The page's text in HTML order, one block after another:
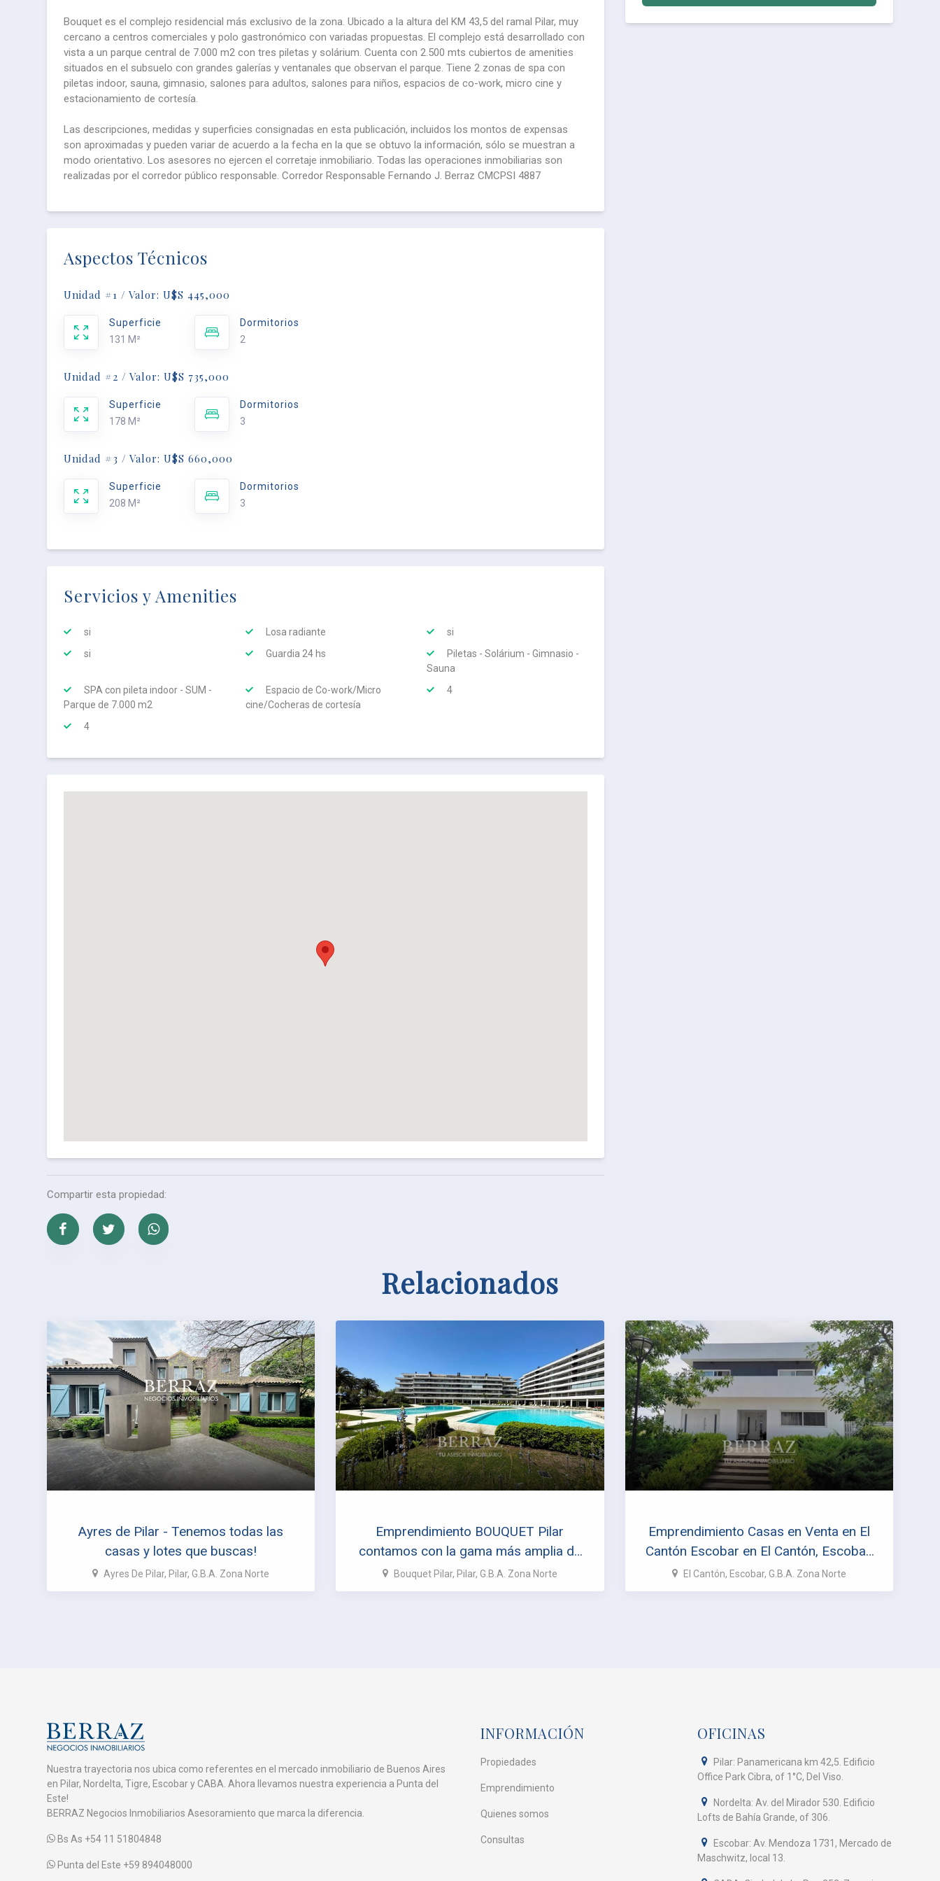
Bouquet es el complejo residencial más exclusivo de la zona. Ubicado a la altura del KM 43,5 del ramal Pilar, muy
cercano a centros comerciales y polo gastronómico con variadas propuestas. El complejo está desarrollado con
vista a un parque central de 7.000 m2 con tres piletas y solárium. Cuenta con 2.500 mts cubiertos de amenities
situados en el subsuelo con grandes galerías y ventanales que observan el parque. Tiene 2 zonas de spa con
piletas indoor, sauna, gimnasio, salones para adultos, salones para niños, espacios de co-work, micro cine y
estacionamiento de cortesía.
Las descripciones, medidas y superficies consignadas en esta publicación, incluidos los montos de expensas
son aproximadas y pueden variar de acuerdo a la fecha en la que se obtuvo la información, sólo se muestran a
modo orientativo. Los asesores no ejercen el corretaje inmobiliario. Todas las operaciones inmobiliarias son
realizadas por el corredor público responsable. Corredor Responsable Fernando J. Berraz CMCPSI 4887
Aspectos Técnicos
Unidad #1 / Valor: U$S 445,000
Superficie
131 M²
Dormitorios
2
Unidad #2 / Valor: U$S 735,000
Superficie
178 M²
Dormitorios
3
Unidad #3 / Valor: U$S 660,000
Superficie
208 M²
Dormitorios
3
Servicios y Amenities
si Losa radiante
si
si
Guardia 24 hs
Piletas - Solárium - Gimnasio -
Sauna
SPA con pileta indoor - SUM -
Parque de 7.000 m2
Espacio de Co-work/Micro
cine/Cocheras de cortesía
4
4
Compartir esta propiedad:
Relacionados
Ayres de Pilar - Tenemos todas las
casas y lotes que buscas!
Ayres De Pilar, Pilar, G.B.A. Zona Norte
Emprendimiento BOUQUET Pilar
contamos con la gama más amplia de
departamentos en venta y alquiler!
Bouquet Pilar, Pilar, G.B.A. Zona Norte
Emprendimiento Casas en Venta en El
Cantón Escobar en El Cantón, Escobar,
G.B.A. Zona Norte
El Cantón, Escobar, G.B.A. Zona Norte
Nuestra trayectoria nos ubica como referentes en el mercado inmobiliario de Buenos Aires
en Pilar, Nordelta, Tigre, Escobar y CABA. Ahora llevamos nuestra experiencia a Punta del
Este!
BERRAZ Negocios Inmobiliarios Asesoramiento que marca la diferencia.
Bs As +54 11 51804848
Punta del Este +59 894048000
INFORMACIÓN
Propiedades
Emprendimiento
Quienes somos
Consultas
OFICINAS
Pilar: Panamericana km 42,5. Edificio
Office Park Cibra, of 1°C, Del Viso.
Nordelta: Av. del Mirador 530. Edificio
Lofts de Bahía Grande, of 306.
Escobar: Av. Mendoza 1731, Mercado de
Maschwitz, local 13.